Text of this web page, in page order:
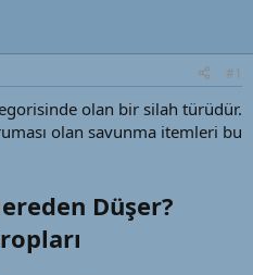
#1
olan bir silah türüdür.
olan savunma itemleri bu
Düşer?